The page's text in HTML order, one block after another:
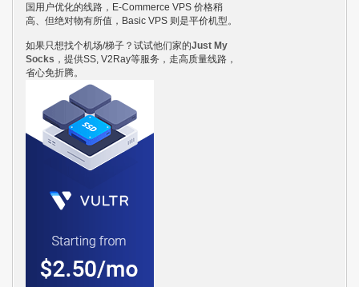
国用户优化的线路，E-Commerce VPS 价格稍
高、但绝对物有所值，Basic VPS 则是平价机型。
如果只想找个机场/梯子？试试他们家的Just My
Socks ，提供SS, V2Ray等服务，走高质量线路，
省心免折腾。